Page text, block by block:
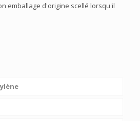
emballage d'origine scellé lorsqu'il